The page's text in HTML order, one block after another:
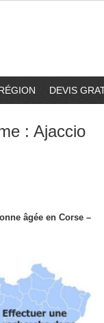
DEVIS
: Ajaccio
âgée en Corse –